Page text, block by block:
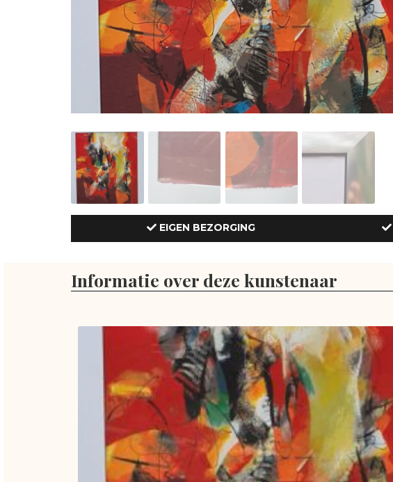
EIGEN BEZORGING
Informatie over deze kunstenaar